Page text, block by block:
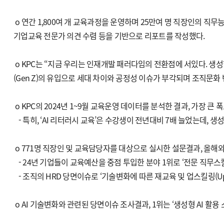
o 연간 1,800여 개 교육과정을 운영하며 25만여 명 직장인의 직
기업교육 전문가 의견 수렴 등을 기반으로 리포트를 작성했다.
o KPC는 “지금 우리는 인재개발 패러다임의 전환점에 서있다. 생
(Gen Z)의 유입으로 세대 차이와 공정성 이슈가 부각되며 조직문
o KPC의 2024년 1~9월 교육운영 데이터를 분석한 결과, 가장 큰
- 특히, ‘AI 리터러시 교육’은 수강생이 전년대비 7배 늘었는데,
o 771명 직장인 및 교육담당자를 대상으로 실시한 설문결과, 올해
- 24년 기업들이 교육예산을 중점 투입한 분야 1위로 ‘전문 직무
- 조직의 HRD 당면이슈로 ‘기술변화에 따른 재교육 및 업스킬링
o AI 기술변화와 관련된 당면이슈 조사결과, 1위는 ‘생성형 AI 활용